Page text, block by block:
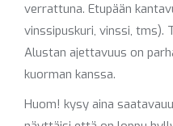
verrattuna. Etupään
vinssipuskuri, vinssi, tms).
Alustan ajettavuus on
kuorman kanssa.
Huom! kysy aina